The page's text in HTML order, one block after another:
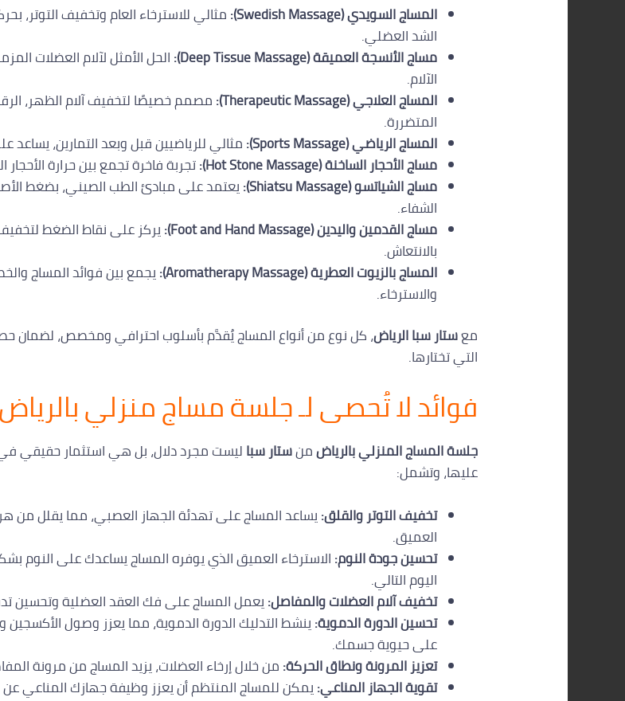
المساج السويدي (Swedish Massage):
مثالي للاسترخاء العام وتخفيف التوتر،
الشد العضلي.
مساج الأنسجة العميقة (Deep Tissue Massage):
الحل الأمثل لآلام العضلات
الآلام.
المساج العلاجي (Therapeutic Massage):
مصمم خصيصًا لتخفيف آلام الظهر،
المتضررة.
المساج الرياضي (Sports Massage):
مثالي للرياضيين قبل وبعد التمارين، يساعد
مساج الأحجار الساخنة (Hot Stone Massage):
تجربة فاخرة تجمع بين حرارة
مساج الشياتسو (Shiatsu Massage):
يعتمد على مبادئ الطب الصيني، بضغط
الشفاء.
مساج القدمين واليدين (Foot and Hand Massage):
يركز على نقاط الضغط
بالانتعاش.
المساج بالزيوت العطرية (Aromatherapy Massage):
يجمع بين فوائد المساج
والاسترخاء.
معستار سبا الرياض، كل نوع من أنواع المساج يُقدَّم بأسلوب احترافي ومخصص،
التي تختارها.
فوائد لا تُحصى لـ جلسة مساج منزلي
جلسة المساج المنزلي بالرياضمنستار سباليست مجرد دلال، بل هي استثمار حقيقي
عليها، وتشمل:
تخفيف التوتر والقلق:يساعد المساج على تهدئة الجهاز العصبي، مما يقلل من
العميق.
تحسين جودة النوم:الاسترخاء العميق الذي يوفره المساج يساعدك على
اليوم التالي.
تخفيف آلام العضلات والمفاصل:يعمل المساج على فك العقد العضلية وتحسين
تحسين الدورة الدموية:ينشط التدليك الدورة الدموية، مما يعزز وصول الأكسجين
على حيوية جسمك.
تعزيز المرونة ونطاق الحركة:من خلال إرخاء العضلات، يزيد المساج من مرونة
تقوية الجهاز المناعي:يمكن للمساج المنتظم أن يعزز وظيفة جهازك المناعي عن